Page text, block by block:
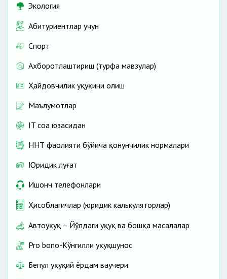
Экология
Абитуриентлар учун
Спорт
Ахборотлаштириш (турфа мавзулар)
Ҳайдовчилик ҳуқуқини олиш
Маълумотлар
IT соҳа юзасидан
ННТ фаолияти бўйича қонунчилик нормалари
Юридик луғат
Ишонч телефонлари
Ҳисоблагичлар (юридик калькуляторлар)
Автоҳуқуқ – Йўлдаги ҳуқуқ ва бошқа масалалар
Pro bono-Кўнгилли ҳуқуқшунос
Бепул ҳуқуқий ёрдам ваучери